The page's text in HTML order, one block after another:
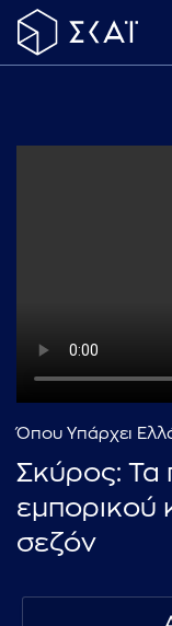
Όπου Υπάρχει
Σκύρος: Τα
εμπορικού
σεζόν